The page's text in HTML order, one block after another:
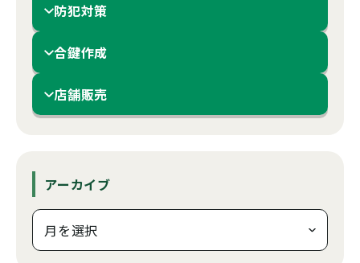
防犯対策
合鍵作成
店舗販売
アーカイブ